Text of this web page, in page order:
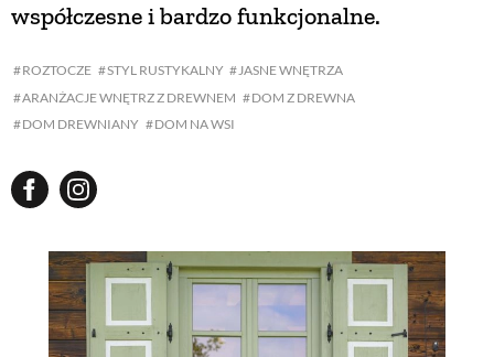
ROZTOCZE STYL RUSTYKALNY
JASNE WNĘTRZA
ARANŻACJE WNĘTRZ Z DREWNEM
DOM Z DREWNA
DOM DREWNIANY
DOM NA WSI
współczesne i bardzo funkcjonalne.